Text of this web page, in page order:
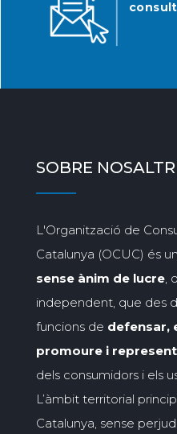
SOBRE
L'Organització de
Catalunya (OCUC) és
sense ànim de lucre,
independent, que des
funcions de defensar,
promoure i
dels consumidors i els
L’àmbit territorial
Catalunya, sense